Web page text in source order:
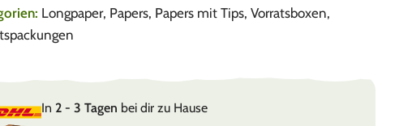
Longpaper, Papers, Papers mit Tips, Vorratsboxen,
In 2 - 3 Tagen bei dir zu Hause